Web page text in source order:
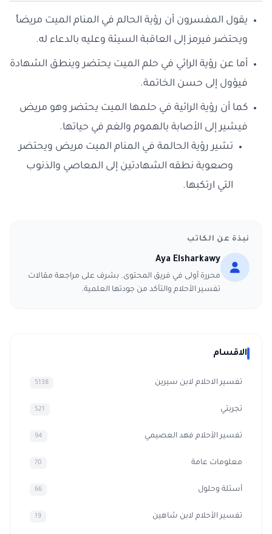
يقول المفسرون أن رؤية الحالم في المنام الميت مريضاً
ويحتضر فيرمز إلى العاقبة السيئة وعليه بالدعاء له.
أما عن رؤية الرائي في حلم الميت يحتضر وينطق الشهادة
فيؤول إلى حسن الخاتمة.
كما أن رؤية الرائية في حلمها الميت يحتضر وهو مريض
فيشير إلى الأصابة بالهموم والغم في حياتها.
تشير رؤية الحالمة في المنام الميت مريض ويحتضر
وصعوبة نطقه الشهادتين إلى المعاصي والذنوب
التي ارتكبها.
نبذة عن الكاتب
Aya Elsharkawy
محررة أولى في فريق المحتوى. بشرف على مراجعة مقالات
تفسير الأحلام والتأكد من جودتها العلمية.
الاقسام
تفسير الاحلام لابن سيرين 5138
تجربتي 521
تفسير الأحلام فهد العصيمي 94
معلومات عامة 70
أسئلة وحلول 66
تفسير الأحلام لابن شاهين 19